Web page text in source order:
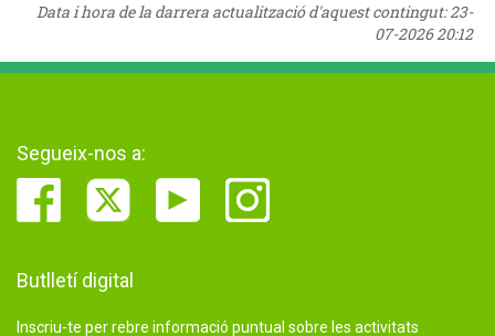
Data i hora de la darrera actualització d'aquest contingut:23-
07-2026 20:12
Segueix-nos a:
Butlletí digital
Inscriu-te per rebre informació puntual sobre les activitats